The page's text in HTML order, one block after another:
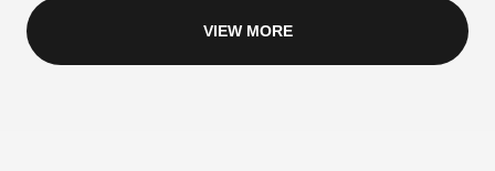
VIEW MORE